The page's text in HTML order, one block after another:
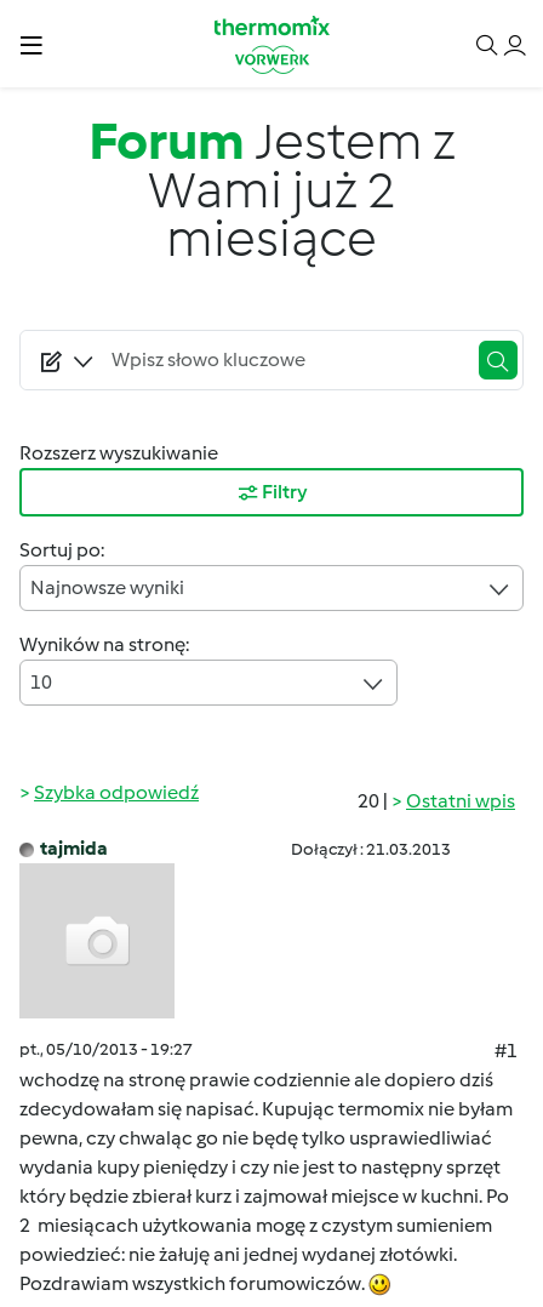
Forum Jestem z
Wami już 2
miesiące
Rozszerz wyszukiwanie
Filtry
Sortuj po:
Najnowsze wyniki
Wyników na stronę:
10
20 | Ostatni wpis
Szybka odpowiedź
tajmida Dołączył : 21.03.2013
pt., 05/10/2013 - 19:27
#1
wchodzę na stronę prawie codziennie ale dopiero dziś
zdecydowałam się napisać. Kupując termomix nie byłam
pewna, czy chwaląc go nie będę tylko usprawiedliwiać
wydania kupy pieniędzy i czy nie jest to następny sprzęt
który będzie zbierał kurz i zajmował miejsce w kuchni. Po
2 miesiącach użytkowania mogę z czystym sumieniem
powiedzieć: nie żałuję ani jednej wydanej złotówki.
Pozdrawiam wszystkich forumowiczów.